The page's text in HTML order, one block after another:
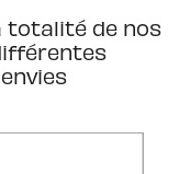
totalité de nos